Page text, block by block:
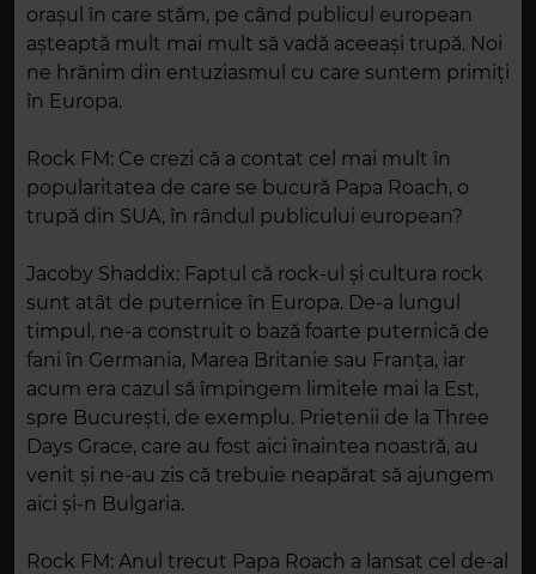
orașul în care stăm, pe când publicul european
așteaptă mult mai mult să vadă aceeași trupă. Noi
ne hrănim din entuziasmul cu care suntem primiți
în Europa.
Rock FM: Ce crezi că a contat cel mai mult în
popularitatea de care se bucură Papa Roach, o
trupă din SUA, în rândul publicului european?
Jacoby Shaddix: Faptul că rock-ul și cultura rock
sunt atât de puternice în Europa. De-a lungul
timpul, ne-a construit o bază foarte puternică de
fani în Germania, Marea Britanie sau Franța, iar
acum era cazul să împingem limitele mai la Est,
spre București, de exemplu. Prietenii de la Three
Days Grace, care au fost aici înaintea noastră, au
venit și ne-au zis că trebuie neapărat să ajungem
aici și-n Bulgaria.
Rock FM: Anul trecut Papa Roach a lansat cel de-al